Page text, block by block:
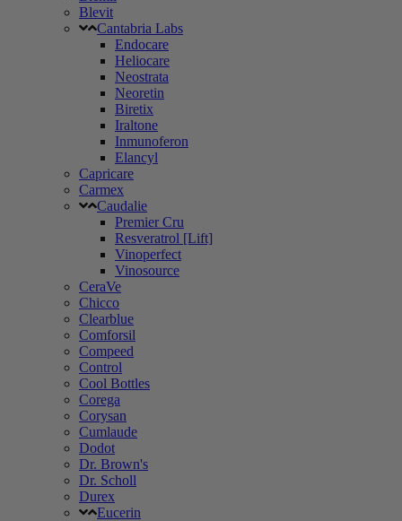
Blevit
Cantabria Labs
Endocare
Heliocare
Neostrata
Neoretin
Biretix
Iraltone
Inmunoferon
Elancyl
Capricare
Carmex
Caudalie
Premier Cru
Resveratrol [Lift]
Vinoperfect
Vinosource
CeraVe
Chicco
Clearblue
Comforsil
Compeed
Control
Cool Bottles
Corega
Corysan
Cumlaude
Dodot
Dr. Brown's
Dr. Scholl
Durex
Eucerin